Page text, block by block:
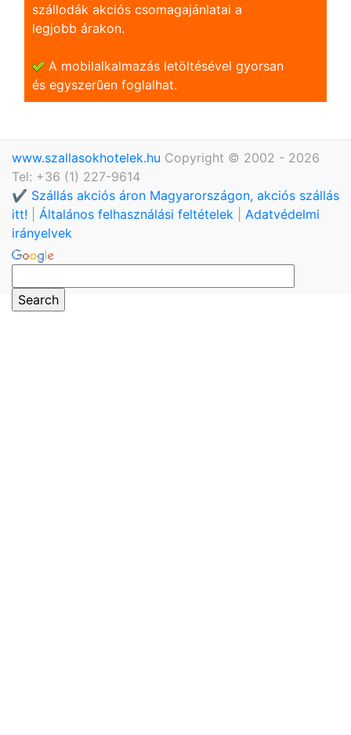
szállodák akciós csomagajánlatai a
legjobb árakon.
A mobilalkalmazás letöltésével gyorsan
és egyszerũen foglalhat.
www.szallasokhotelek.hu Copyright © 2002 - 2026
Tel: +36 (1) 227-9614
✔️ Szállás akciós áron Magyarországon, akciós szállás
itt!
Általános felhasználási feltételek
Adatvédelmi
irányelvek